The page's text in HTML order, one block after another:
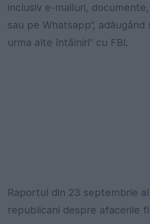
inclusiv e-mailuri,
sau pe Whatsapp”, adăugând
urma alte întâlniri” cu FBI.
Raportul din 23 septembrie
republicani despre afacerile